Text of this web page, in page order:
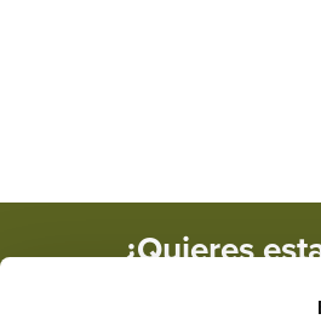
¿Quieres